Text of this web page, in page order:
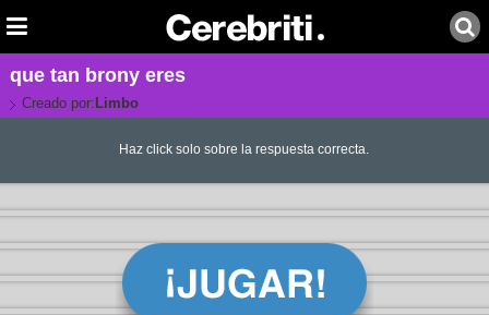
que tan brony eres
Creado por: Limbo
Haz click solo sobre la respuesta correcta.